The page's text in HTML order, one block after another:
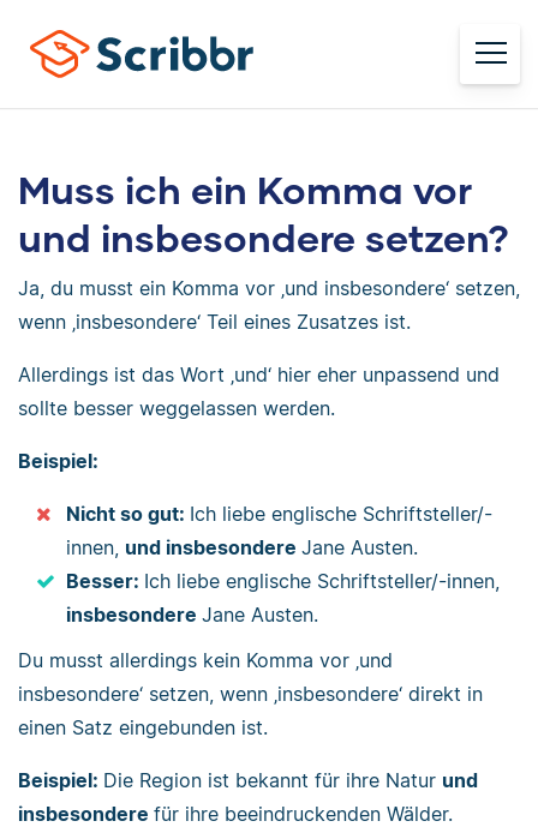
Muss ich ein Komma vor
und insbesondere setzen?
Ja, du musst ein Komma vor ‚und insbesondere‘ setzen,
wenn ‚insbesondere‘ Teil eines Zusatzes ist.
Allerdings ist das Wort ‚und‘ hier eher unpassend und
sollte besser weggelassen werden.
Beispiel:
Nicht so gut: Ich liebe englische Schriftsteller/-
innen, und insbesondere Jane Austen.
Besser: Ich liebe englische Schriftsteller/-innen,
insbesondere Jane Austen.
Du musst allerdings kein Komma vor ‚und
insbesondere‘ setzen, wenn ‚insbesondere‘ direkt in
einen Satz eingebunden ist.
Beispiel: Die Region ist bekannt für ihre Natur und
insbesondere für ihre beeindruckenden Wälder.